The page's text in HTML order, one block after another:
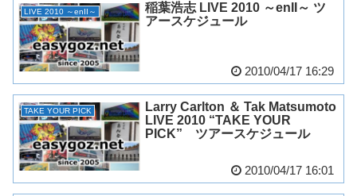
LIVE 2010 ～enII～
稲葉浩志 LIVE 2010 ～enII～ ツ
アースケジュール
2010/04/17 16:29
TAKE YOUR PICK
Larry Carlton ＆ Tak Matsumoto
LIVE 2010 “TAKE YOUR
PICK” ツアースケジュール
2010/04/17 16:01